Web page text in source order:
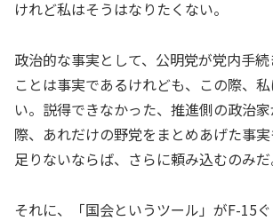
けれど私はそうはなりたくない。
政治的な事実として、公明党が党内手
ことは事実であるけれども、この際、
い。説得できなかった、推進側の政治
際、あれだけの野党をまとめあげた事
足りないならば、さらに頼み込むのみだ
それに、「国会というツール」がF-15